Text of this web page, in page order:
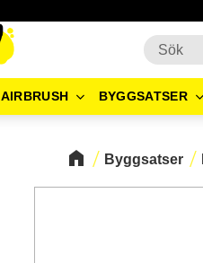
AIRBRUSH BYGGSATSER
Byggsatser